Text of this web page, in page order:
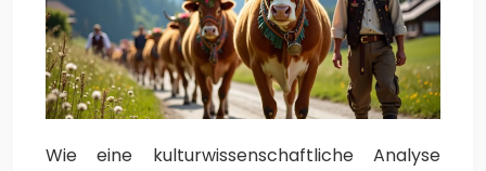
Wie eine kulturwissenschaftliche Analyse